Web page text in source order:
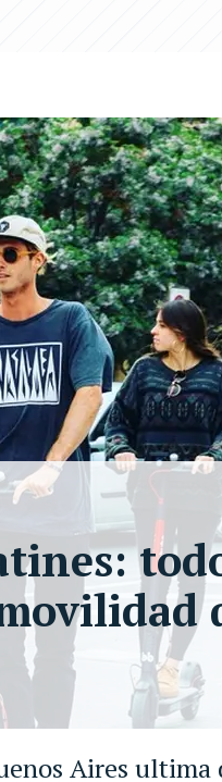
Aires ultima